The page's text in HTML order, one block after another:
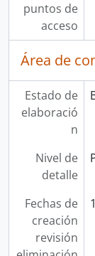
puntos de
acceso
Área de
Estado de
elaboració
n
Nivel de
detalle
Fechas de
creación
revisión